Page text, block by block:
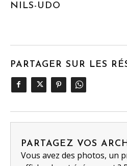
NILS-UDO
PARTAGER SUR LES
PARTAGEZ VOS
Vous avez des photos, un